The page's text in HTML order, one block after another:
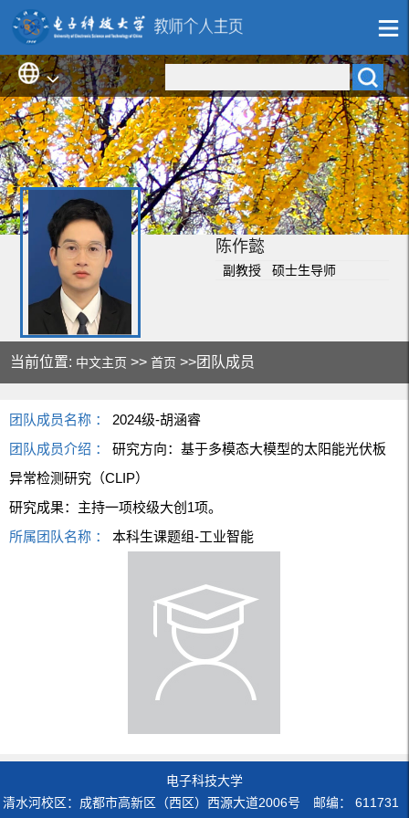
陈作懿
副教授 硕士生导师
当前位置: 中文主页 >>首页 >>团队成员
团队成员名称 ： 2024级-胡涵睿
团队成员介绍 ：研究方向：基于多模态大模型的太阳能光伏板
异常检测研究（CLIP）
研究成果：主持一项校级大创1项。
所属团队名称 ：本科生课题组-工业智能
电子科技大学
清水河校区：成都市高新区（西区）西源大道2006号 邮编： 611731